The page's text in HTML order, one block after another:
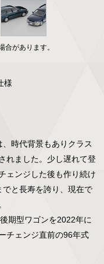
があります。
様
時代背景もありクラス
れました。少し遅れて登
ェンジした後も作り続け
と長寿を誇り、現在で
期型ワゴンを2022年に
チェンジ直前の96年式